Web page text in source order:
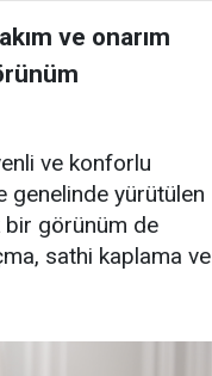
ve onarım
ve konforlu
genelinde yürütülen
bir görünüm de
sathi kaplama ve